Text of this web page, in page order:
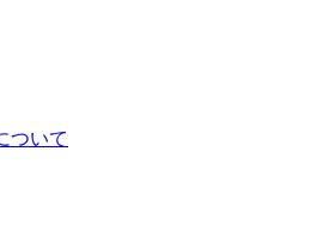
ついて